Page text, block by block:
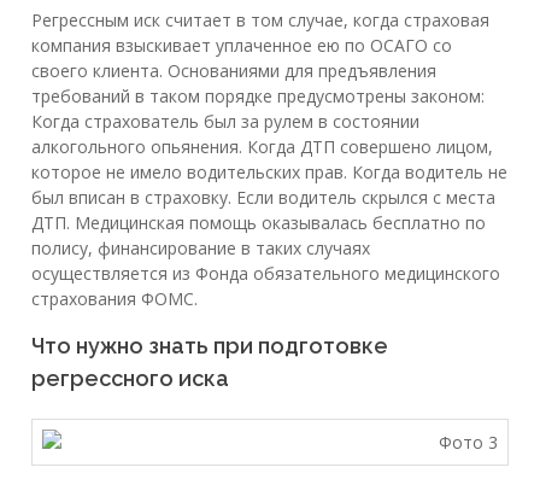
Регрессным иск считает в том случае, когда страховая
компания взыскивает уплаченное ею по ОСАГО со
своего клиента. Основаниями для предъявления
требований в таком порядке предусмотрены законом:
Когда страхователь был за рулем в состоянии
алкогольного опьянения. Когда ДТП совершено лицом,
которое не имело водительских прав. Когда водитель не
был вписан в страховку. Если водитель скрылся с места
ДТП. Медицинская помощь оказывалась бесплатно по
полису, финансирование в таких случаях
осуществляется из Фонда обязательного медицинского
страхования ФОМС.
Что нужно знать при подготовке
регрессного иска